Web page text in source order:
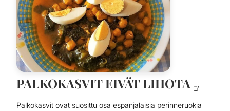
PALKOKASVIT EIVÄT LIHOTA
Palkokasvit ovat suosittu osa espanjalaisia perinneruokia